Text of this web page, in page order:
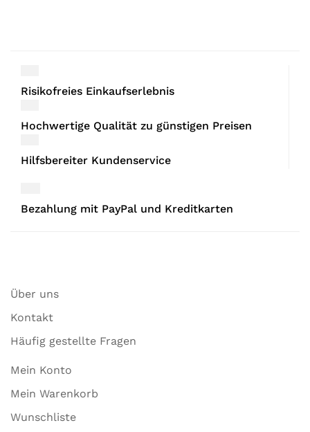
Risikofreies Einkaufserlebnis
Hochwertige Qualität zu günstigen Preisen
Hilfsbereiter Kundenservice
Bezahlung mit PayPal und Kreditkarten
Über uns
Kontakt
Häufig gestellte Fragen
Mein Konto
Mein Warenkorb
Wunschliste